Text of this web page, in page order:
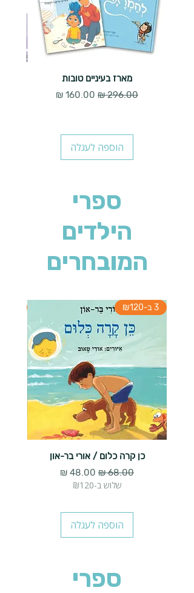
מארז בעיניים טובות
מחיר רגיל
מחיר מבצע
הוספה לעגלה
ספרי
הילדים
המובחרים
3 ב-₪120
כן קרה כלום / אורי בר-און
מחיר רגיל מחיר מבצע
שלוש ב-₪120
הוספה לעגלה
ספרי